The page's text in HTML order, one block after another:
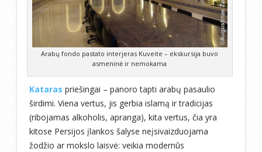
Arabų fondo pastato interjeras Kuveite – ekskursija buvo
asmeninė ir nemokama
Kataras priešingai – panoro tapti arabų pasaulio
širdimi. Viena vertus, jis gerbia islamą ir tradicijas
(ribojamas alkoholis, apranga), kita vertus, čia yra
kitose Persijos įlankos šalyse neįsivaizduojama
žodžio ar mokslo laisvė: veikia modernūs